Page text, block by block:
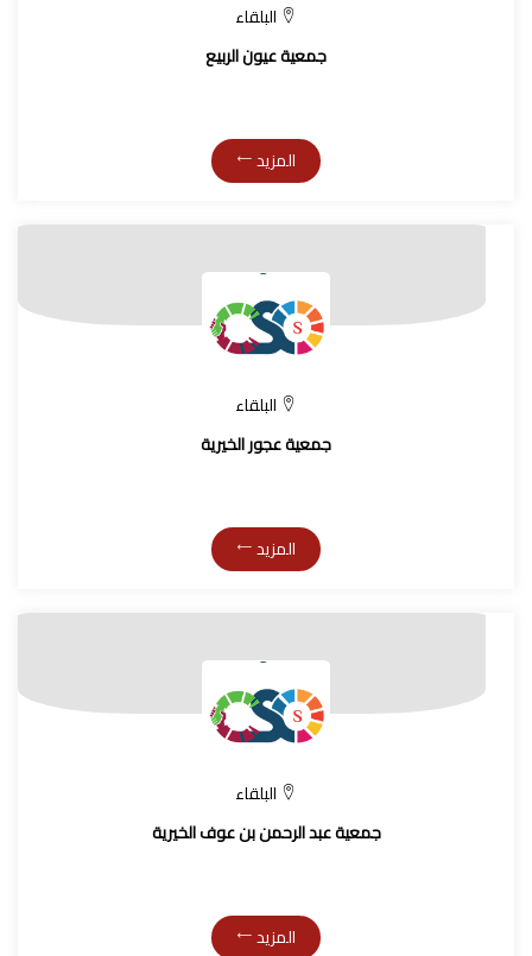
البلقاء
جمعية عيون الربيع
المزيد
البلقاء
جمعية عجور الخيرية
المزيد
البلقاء
جمعية عبد الرحمن بن عوف الخيرية
المزيد